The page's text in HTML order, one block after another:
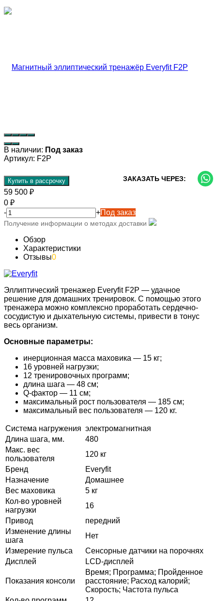
В наличии: Под заказ
Артикул: F2P
Купить в рассрочку ЗАКАЗАТЬ ЧЕРЕЗ:
59 500 ₽
0 ₽
-
+Под заказ
Получение информации о методах доставки
Обзор
Характеристики
Отзывы0
Эллиптический тренажер Everyfit F2P — удачное
решение для домашних тренировок. С помощью этого
тренажера можно комплексно проработать сердечно-
сосудистую и дыхательную системы, привести в тонус
весь организм.
Основные параметры:
инерционная масса маховика — 15 кг;
16 уровней нагрузки;
12 тренировочных программ;
длина шага — 48 см;
Q-фактор — 11 см;
максимальный рост пользователя — 185 см;
максимальный вес пользователя — 120 кг.
Система нагружения электромагнитная
Длина шага, мм.
480
Макс. вес
пользователя
120 кг
Бренд
Everyfit
Назначение
Домашнее
Вес маховика
5 кг
Кол-во уровней
нагрузки
16
Привод
передний
Изменение длины
шага
Нет
Измерение пульса
Сенсорные датчики на порочнях
Дисплей
LCD-дисплей
Показания консоли
Время; Программа; Пройденное
расстояние; Расход калорий;
Скорость; Частота пульса